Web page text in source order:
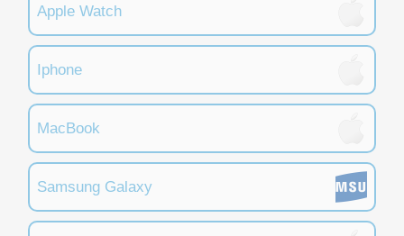
Apple Watch
Iphone
MacBook
Samsung Galaxy